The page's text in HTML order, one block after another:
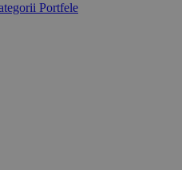
Portfele